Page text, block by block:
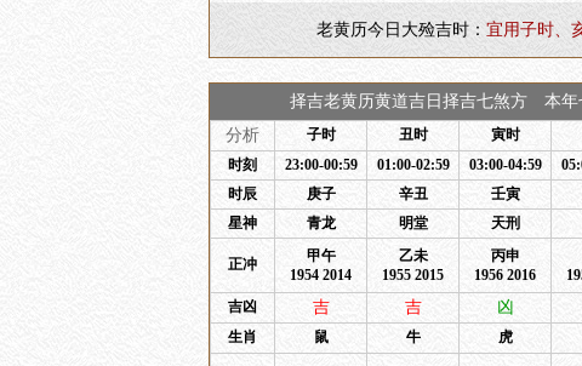
老黄历今日大殓吉时： 宜用子时、
择吉老黄历黄道吉日择吉七煞方 本
分析
子时 丑时 寅时
时刻
23:00-00:59 01:00-02:59 03:00-04:59
时辰
庚子 辛丑 壬寅
星神
青龙 明堂 天刑
正冲
甲午
1954 2014
乙未
1955 2015
丙申
1956 2016
吉凶
吉 吉 凶
生肖 鼠 牛 虎